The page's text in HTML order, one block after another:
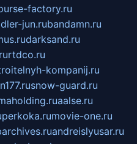
factory.ru
jun.rubandamn.ru
darksand.ru
rtdco.ru
kompanij.ru
snow-guard.ru
aalse.ru
perkoka.rumovie-one.ru
andreislyusar.ru